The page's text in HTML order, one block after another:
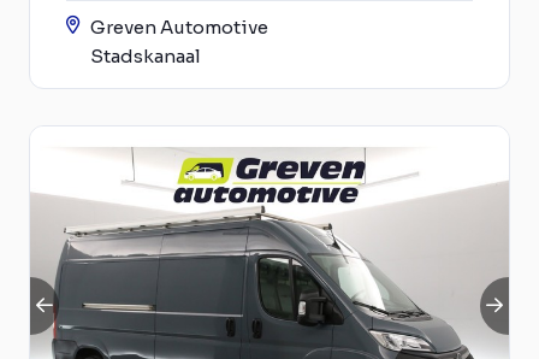
Greven Automotive
Stadskanaal